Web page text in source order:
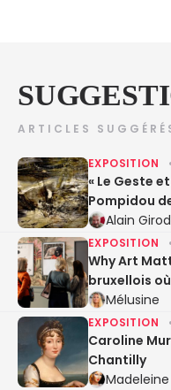
ARTICLES
EXPOSITION
« Le Geste
Pompidou
Alain
EXPOSITION
Why Art
bruxellois
Mélusine
EXPOSITION
Caroline
Chantilly